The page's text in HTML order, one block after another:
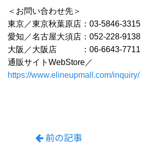
＜お問い合わせ先＞
東京／東京秋葉原店：03-5846-3315
愛知／名古屋大須店：052-228-9138
大阪／大阪店 ：06-6643-7711
通販サイトWebStore／
https://www.elineupmall.com/inquiry/
前の記事